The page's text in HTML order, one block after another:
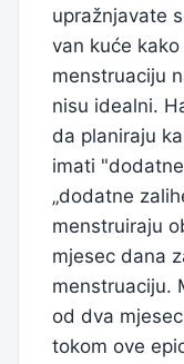
upražnjavate
van kuće
menstruaciju
nisu idealni.
da planiraju
imati
„dodatne
menstruiraju
mjesec dana
menstruaciju.
od dva
tokom ove